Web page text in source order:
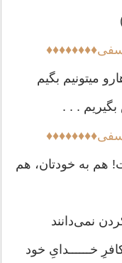
میتونیم بگیم
بگیریم . . .
هم به خودتان، هم
نمی‌دانند
خــــــدایِ خود